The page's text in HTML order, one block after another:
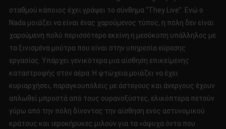
σταθμού κάποιος έχει γράψει το σύνθημα “They Live”. Ενώ ο
Nada μοιάζει να είναι ένας χαρούμενος τύπος, η πόλη δεν είναι
χαρούμενη πολύ περισσότερο εκείνη η μεσόκοπη υπάλληλος με
τα ξινισμένα μούτρα που είναι στην υπηρεσία εύρεσης
εργασίας. Υπάρχει γενικότερα μια αίσθηση επικείμενης
καταστροφής στον αέρα: Η φτώχεια μοιάζει να έχει
κυριαρχήσει, παραγκουπόλεις με άστεγους και άνεργους έχουν
απλωθεί μπροστά από τους ουρανοξύστες, ελικόπτερα πετούν
γύρω από την πόλη δίνοντας την αίσθηση ενός αστυνομικού
κράτους και ιεροκήρυκες μιλούν για τα «άψυχα όντα που